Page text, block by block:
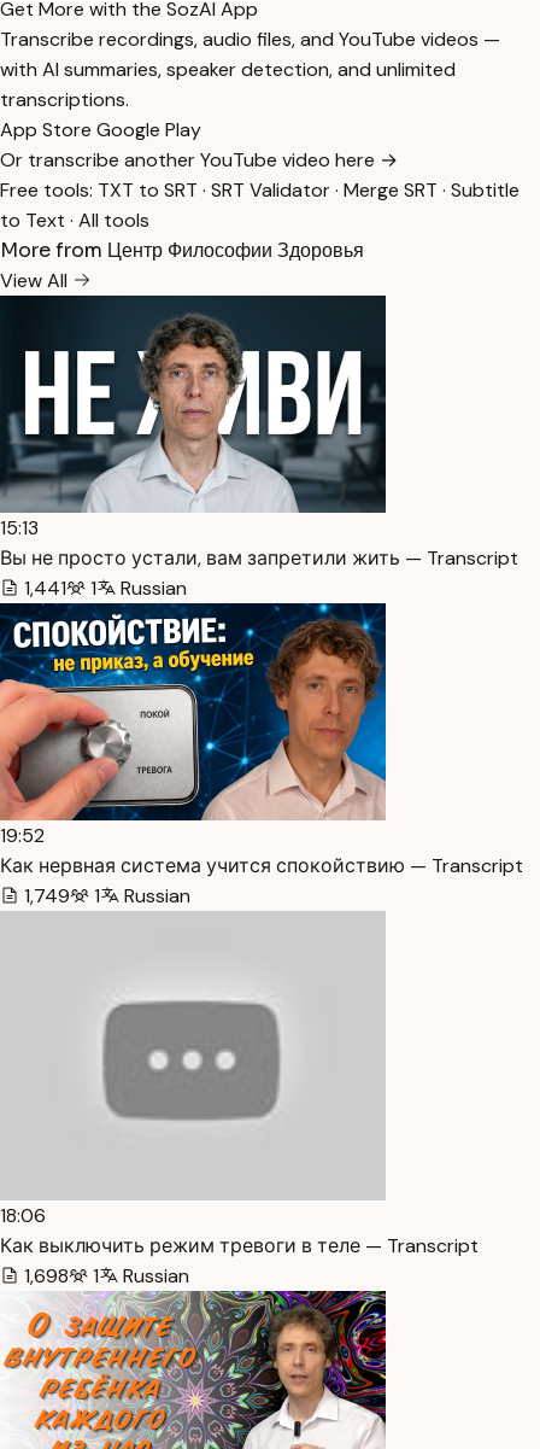
Get More with the SozAI App
Transcribe recordings, audio files, and YouTube videos —
with AI summaries, speaker detection, and unlimited
transcriptions.
App Store Google Play
Or transcribe another YouTube video here →
Free tools: TXT to SRT · SRT Validator· Merge SRT · Subtitle
to Text · All tools
More from Центр Философии Здоровья
View All
15:13
Вы не просто устали, вам запретили жить — Transcript
1,441
1 Russian
19:52
Как нервная система учится спокойствию — Transcript
1,749
1 Russian
18:06
Как выключить режим тревоги в теле — Transcript
1,698
1 Russian